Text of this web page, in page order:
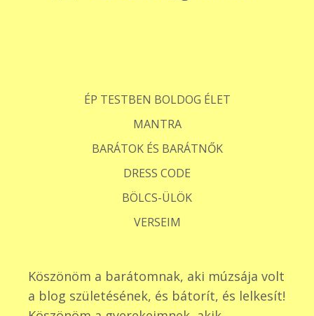
ÉP TESTBEN BOLDOG ÉLET
MANTRA
BARÁTOK ÉS BARÁTNŐK
DRESS CODE
BÖLCS-ÜLÖK
VERSEIM
Köszönöm a barátomnak, aki múzsája volt
a blog születésének, és bátorít, és lelkesít!